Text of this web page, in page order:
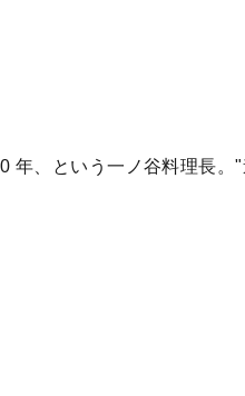
年、という一ノ谷料理長